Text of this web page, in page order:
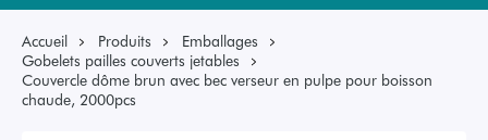
Accueil Produits
Emballages
Gobelets pailles couverts jetables
Couvercle dôme brun avec bec verseur en pulpe pour boisson
chaude, 2000pcs